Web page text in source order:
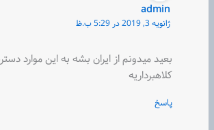
admin
ژانویه 3, 2019 در 5:29 ب.ظ
بعید میدونم از ایران بشه به این موارد
کلاهبرداریه
پاسخ